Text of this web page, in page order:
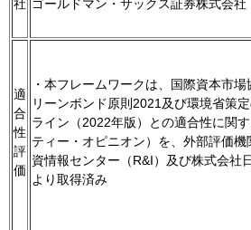
社 ゴールドマン・サックス証券株式会社
適
合
性
評
価
・本フレームワークは、国際資本市
リーンボンド原則2021及び環境省策
ライン（2022年版）との適合性に関
ティー・オピニオン）を、外部評価
資情報センター（R&I）及び株式会社
より取得済み